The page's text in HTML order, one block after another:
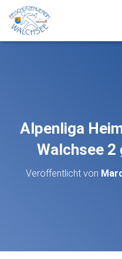
Alpenliga
Walchsee 2
Veröffentlicht von